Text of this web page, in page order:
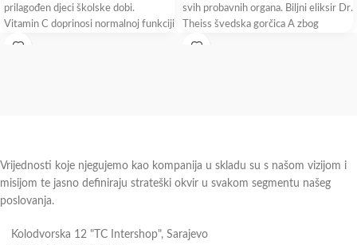
prilagođen djeci školske dobi.
Vitamin C doprinosi normalnoj funkciji
imuniteta, smanjenju umora i
svih probavnih organa. Biljni eliksir Dr.
Theiss švedska gorčica A zbog
jedinstvene
Vrijednosti koje njegujemo kao kompanija u skladu su s našom vizijom i
misijom te jasno definiraju strateški okvir u svakom segmentu našeg
poslovanja.
Kolodvorska 12 "TC Intershop", Sarajevo